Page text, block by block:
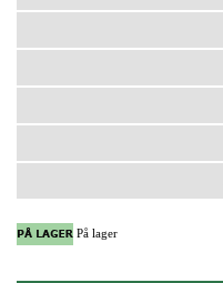
På lager